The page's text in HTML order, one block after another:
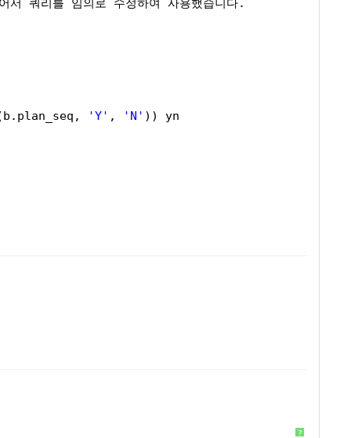
쿼리를 임의로 수정하여 사용했습니다.
'Y' , 'N' )) yn
?